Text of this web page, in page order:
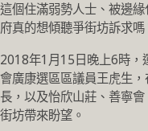
這個住滿弱勢人士、被邊
府真的想傾聽爭街坊訴求嗎
2018年1月15日晚上6時，
會廣康選區區議員王虎生
長，以及怡欣山莊、善寧
街坊帶來盼望。